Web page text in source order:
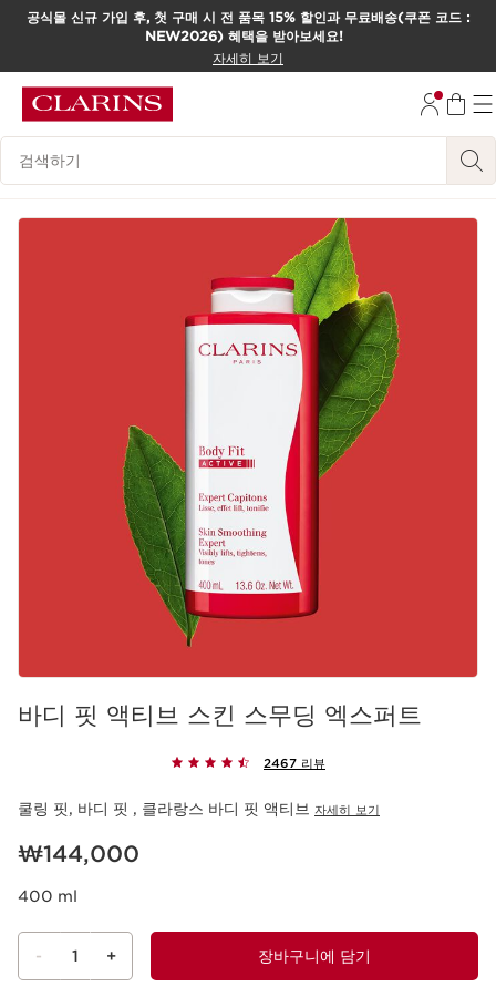
컨텐츠로 이동하기
공식몰 신규 가입 후, 첫 구매 시 전 품목 15% 할인과 무료배송(쿠폰 코드 :
NEW2026) 혜택을 받아보세요!
자세히 보기
범례 검색하기
바디 핏 액티브 스킨 스무딩 엑스퍼트
2467 리뷰
쿨링 핏, 바디 핏 , 클라랑스 바디 핏 액티브 자세히 보기
현재 가격 ₩144,000
₩144,000
400 ml
- 1 + 장바구니에 담기